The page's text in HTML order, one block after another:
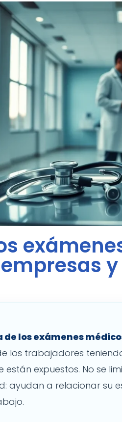
empresas
los exámenes
los trabajadores
están expuestos. No se
ayudan a relacionar su